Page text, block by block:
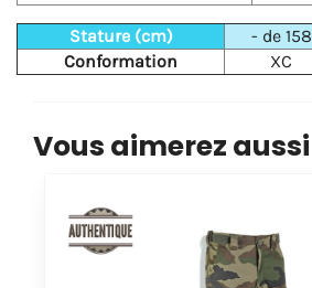
Stature (cm) - de 158
Conformation
XC
Vous aimerez aussi